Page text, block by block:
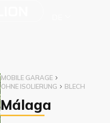
MOBILE GARAGE
OHNE ISOLIERUNG
BLECH
Málaga